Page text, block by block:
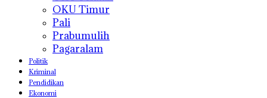
OKU Timur
Pali
Prabumulih
Pagaralam
Politik
Kriminal
Pendidikan
Ekonomi